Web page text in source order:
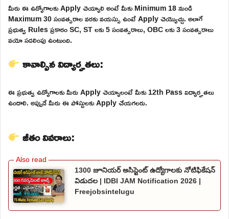
మీరు ఈ ఉద్యోగాలకు Apply చెయ్యాలి అంటే మీకు Minimum 18 నుండి
Maximum 30 సంవత్సరాల వరకు వయస్సు ఉంటే Apply చెయ్యొచ్చు. అలాగే
ప్రభుత్వ Rules ప్రకారం SC, ST లకు 5 సంవత్సరాలు, OBC లకు 3 సంవత్సరాలు
వయో సడలింపు ఉంటుంది.
కావాల్సిన విద్యార్హతలు:
ఈ ప్రభుత్వ ఉద్యోగాలకు మీరు Apply చెయ్యాలంటే మీకు 12th Pass విద్యార్హతలు
ఉండాలి. అప్పుడే మీరు ఈ పోస్టులకు Apply చేయగలరు.
జీతం వివరాలు:
1300 జూనియర్ అసిస్టెంట్ ఉద్యోగాలకు నోటిఫికేషన్
విడుదల | IDBI JAM Notification 2026 |
Freejobsintelugu